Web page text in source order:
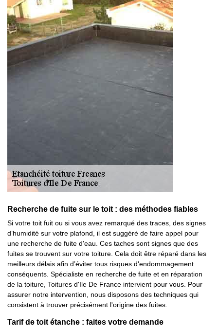
Recherche de fuite sur le toit : des méthodes fiables
Si votre toit fuit ou si vous avez remarqué des traces, des signes
d’humidité sur votre plafond, il est suggéré de faire appel pour
une recherche de fuite d'eau. Ces taches sont signes que des
fuites se trouvent sur votre toiture. Cela doit être réparé dans les
meilleurs délais afin d’éviter tous risques d'endommagement
conséquents. Spécialiste en recherche de fuite et en réparation
de la toiture, Toitures d'Ile De France intervient pour vous. Pour
assurer notre intervention, nous disposons des techniques qui
consistent à trouver précisément l'origine des fuites.
Tarif de toit étanche : faites votre demande